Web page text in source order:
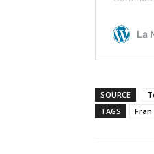
SOURCE
TAGS
Fran